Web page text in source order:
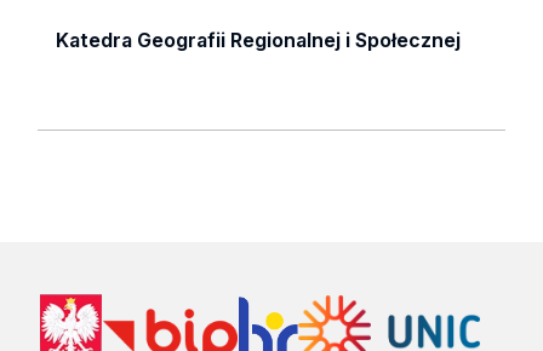
Katedra Geografii Regionalnej i Społecznej